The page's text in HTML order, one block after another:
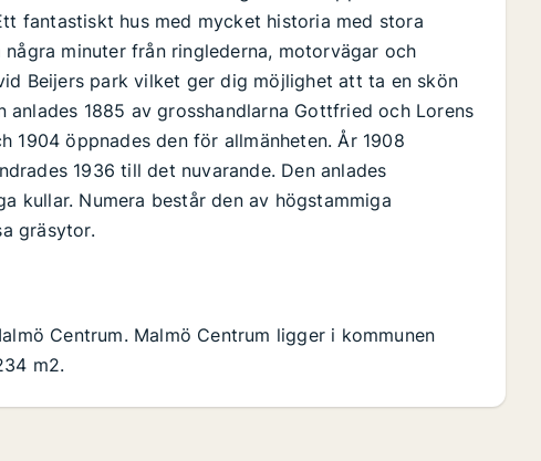
fantastiskt hus med mycket historia med stora
minuter från ringlederna, motorvägar och
Beijers park vilket ger dig möjlighet att ta en skön
1885 av grosshandlarna Gottfried och Lorens
1904 öppnades den för allmänheten. År 1908
1936 till det nuvarande. Den anlades
kullar. Numera består den av högstammiga
gräsytor.
Centrum. Malmö Centrum ligger i kommunen
m2.